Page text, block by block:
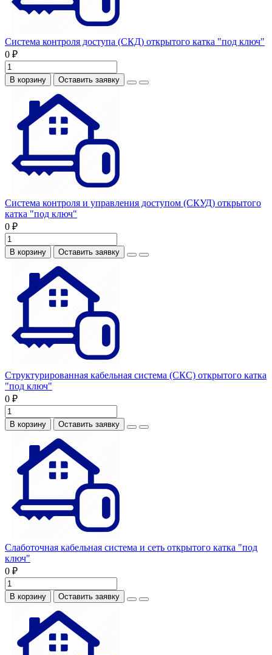
Система контроля доступа (СКД) открытого катка "под ключ"
0 ₽
В корзину Оставить заявку
Система контроля и управления доступом (СКУД) открытого
катка "под ключ"
0 ₽
В корзину Оставить заявку
Структурированная кабельная система (СКС) открытого катка
"под ключ"
0 ₽
В корзину Оставить заявку
Слаботочная кабельная система и сеть открытого катка "под
ключ"
0 ₽
В корзину Оставить заявку